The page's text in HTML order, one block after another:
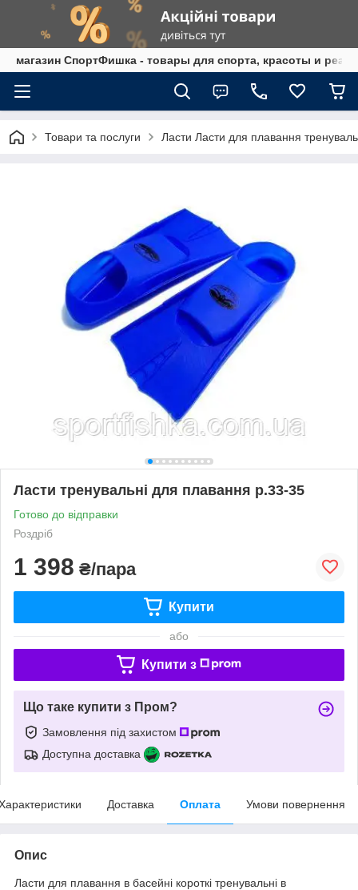
магазин СпортФишка - товары для спорта, красоты и
Товари та послуги Ласти Ласти для плавання
Ласти тренувальні для плавання р.33-35
Готово до відправки
Роздріб
1 398 ₴/пара
Купити
або
Купити з
Що таке купити з Пром?
Замовлення під захистом
Доступна доставка
Доставка Оплата Умови повернення
Опис
Ласти для плавання в басейні короткі тренувальні в